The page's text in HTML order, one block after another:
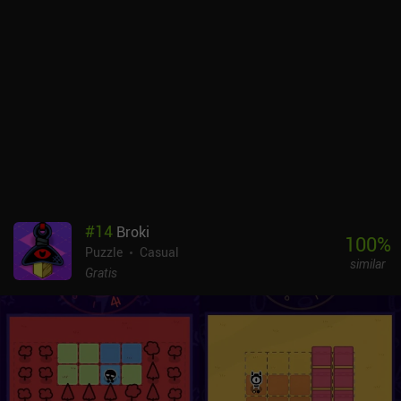
te gustan los juegos de puzzle, merece la pena jugar a ambos.
#14 Broki
Puzzle
Casual
Gratis
100%
similar